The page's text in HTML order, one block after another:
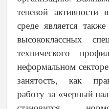
теневой активности
среде является
высококлассных
технического
неформальном
занятость, как
работу за «черный